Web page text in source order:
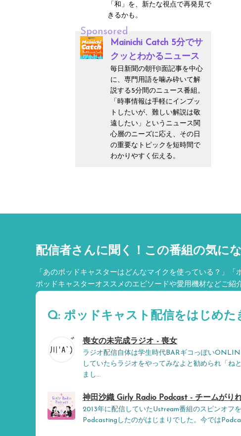
「和」を、新たな視点で再発見で
きるかも。
Sponsored
Mainichi Catch 5分でサ
クッとわかるニュース
毎日新聞の朝刊1面記事を中心
に、専門用語を噛み砕いて解
説する5分間のニュース番組。
「時事情報は手軽にインプッ
トしたいが、難しい解説は敬
遠したい」というニュース関
心層のニーズに応え、その日
の重要なトピックを短時間で
わかりやすく伝える。
配信者さんに聞く！ この番組の気に
「あのポッドキャスターはどんなマイクを使っている？」
ポッドキャスターオススメのエピソードや愛用機材などご紹
Q: ポッドキャスト配信をはじめた
喪女の未完成ラジオ - 喪女
ラジオ配信自体は学生時代BARギコっぽい
していたらラジオをやってみなよと勧められ「ね
まし...
神田沙織 Girly Radio Podcast - チームがり
2013年に配信していたUstream番組のスピンオフ
Podcastingしたのがはじまりでした。今では